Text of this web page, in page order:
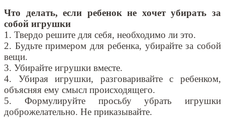
Что делать, если ребенок не хочет убирать за
собой игрушки
1. Твердо решите для себя, необходимо ли это.
2. Будьте примером для ребенка, убирайте за собой
вещи.
3. Убирайте игрушки вместе.
4. Убирая игрушки, разговаривайте с ребенком,
объясняя ему смысл происходящего.
5. Формулируйте просьбу убрать игрушки
доброжелательно. Не приказывайте.